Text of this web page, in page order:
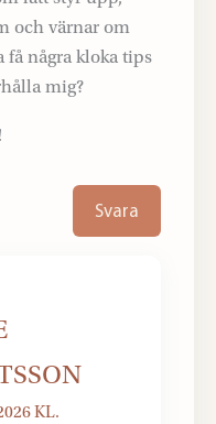
och värnar om
få några kloka tips
mig?
Svara
KL.